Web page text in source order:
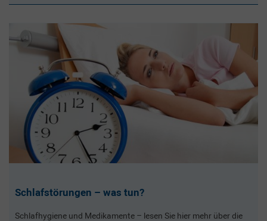
Schlafstörungen – was tun?
Schlafhygiene und Medikamente – lesen Sie hier mehr über die